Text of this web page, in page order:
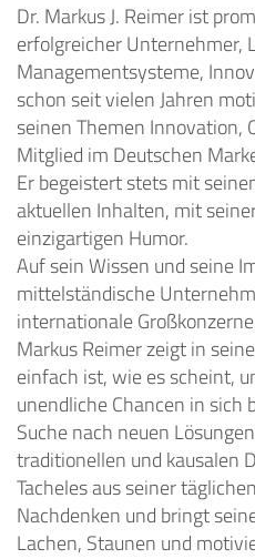
Dr. Markus J. Reimer ist
erfolgreicher Unternehmer,
Managementsysteme,
schon seit vielen Jahren
seinen Themen Innovation,
Mitglied im Deutschen
Er begeistert stets mit
aktuellen Inhalten, mit
einzigartigen Humor.
Auf sein Wissen und seine
mittelständische
internationale
Markus Reimer zeigt in
einfach ist, wie es scheint,
unendliche Chancen in sich
Suche nach neuen
traditionellen und kausalen
Tacheles aus seiner
Nachdenken und bringt
Lachen, Staunen und